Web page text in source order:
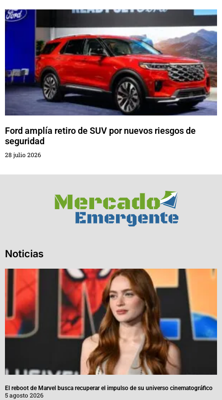
Ford amplía retiro de SUV por nuevos riesgos de
seguridad
28 julio 2026
Noticias
El reboot de Marvel busca recuperar el impulso de su universo cinematográfico
5 agosto 2026